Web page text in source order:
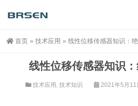
首页 » 技术应用 » 线性位移传感器知识：
线性位移传感器知识
技术应用 , 技术知识 2021年5月11